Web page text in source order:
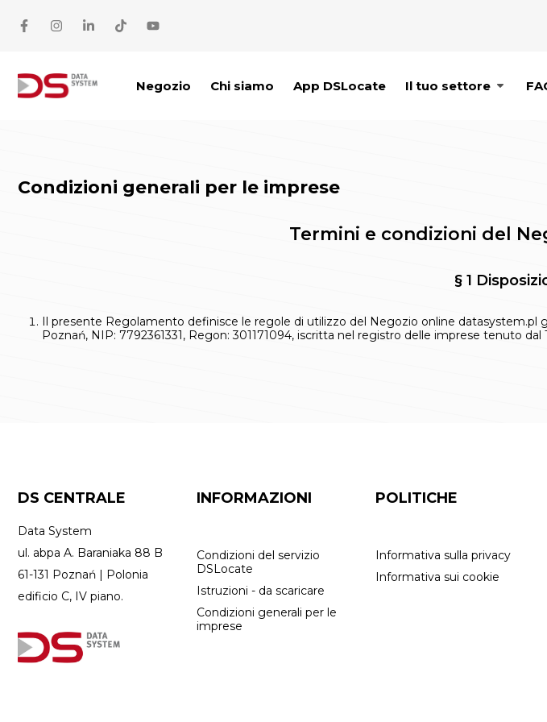
Negozio Chi siamo App DSLocate Il tuo settore
Condizioni generali per le imprese
Termini e condizioni del
§ 1
Il presente Regolamento definisce le regole di utilizzo del Negozio online datasystem.pl
Poznań, NIP: 7792361331, Regon: 301171094, iscritta nel registro delle imprese tenuto
DS CENTRALE
Data System
ul. abpa A. Baraniaka 88 B
61-131 Poznań | Polonia
edificio C, IV piano.
INFORMAZIONI
Condizioni del servizio
DSLocate
Istruzioni - da scaricare
Condizioni generali per le
imprese
POLITICHE
Informativa sulla privacy
Informativa sui cookie